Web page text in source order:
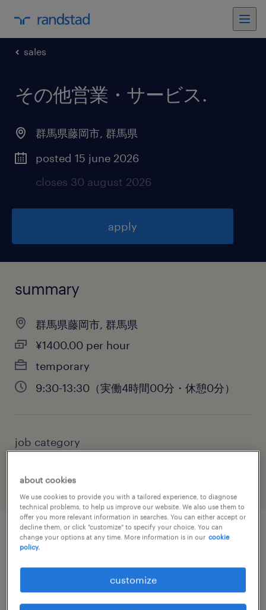
sales
その他営業・サービス.
群馬県藤岡市, 群馬県
posted 15 june 2026
closes 30 august 2026
apply
summary
群馬県藤岡市, 群馬県
¥1400.00 per hour
temporary
9:30-13:30（実働4時間00分・休憩0分）
job category
job details
その他営業・サービス
about cookies
We use cookies to provide you with a tailored experience, to diagnose
technical problems, to help us improve our website. We also use them to
offer you more relevant information in searches. You can either accept or
decline them, or click "customize" to specify your choice. You can
change your options at any time. More information is in our cookie
policy.
customize